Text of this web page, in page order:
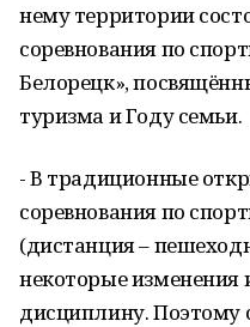
нему территории
соревнования по
Белорецк»,
туризма и Году семьи.
- В традиционные
соревнования по
(дистанция –
некоторые изменения
дисциплину. Поэтому